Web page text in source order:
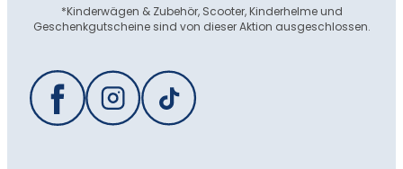
*Kinderwägen & Zubehör, Scooter, Kinderhelme und
Geschenkgutscheine sind von dieser Aktion ausgeschlossen.